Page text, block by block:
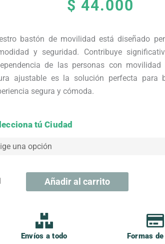
$ 44.000
bastón de movilidad está diseñado
y seguridad. Contribuye
de las personas con movilidad
ajustable es la solución perfecta para
segura y cómoda.
tú Ciudad
Añadir al carrito
Envíos a todo
Formas